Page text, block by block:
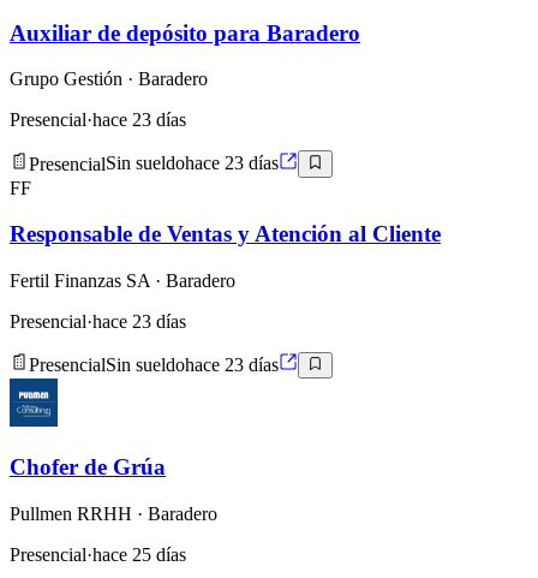
Auxiliar de depósito para Baradero
Grupo Gestión · Baradero
Presencial·hace 23 días
PresencialSin sueldohace 23 días
FF
Responsable de Ventas y Atención al Cliente
Fertil Finanzas SA · Baradero
Presencial·hace 23 días
PresencialSin sueldohace 23 días
Chofer de Grúa
Pullmen RRHH · Baradero
Presencial·hace 25 días